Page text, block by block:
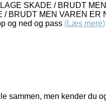
SKADE / BRUDT
BRUDT MEN VAREN ER
og ned og pass (Læs mere)
sammen, men kender du